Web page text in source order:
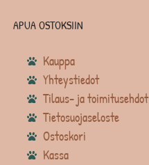
APUA OSTOKSIIN
Kauppa
Yhteystiedot
Tilaus- ja toimitusehdot
Tietosuojaseloste
Ostoskori
Kassa